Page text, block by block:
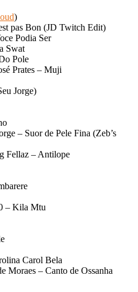
)
pas Bon (JD Twitch Edit)
Podia Ser
Swat
Pole
Prates – Muji
Jorge)
– Suor de Pele Fina (Zeb’s
Fellaz – Antilope
– Kila Mtu
Carol Bela
Moraes – Canto de Ossanha